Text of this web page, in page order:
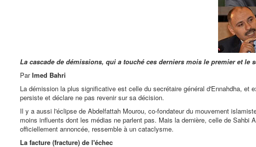
La cascade de démissions, qui a touché ces derniers mois le premier et
ParImed Bahri
La démission la plus significative est celle du secrétaire général d'Ennahdha, et
persiste et déclare ne pas revenir sur sa décision.
Il y a aussi l'éclipse de Abdelfattah Mourou, co-fondateur du mouvement
moins influents dont les médias ne parlent pas. Mais la dernière, celle de Sahbi
officiellement annoncée, ressemble à un cataclysme.
La facture (fracture) de l'échec